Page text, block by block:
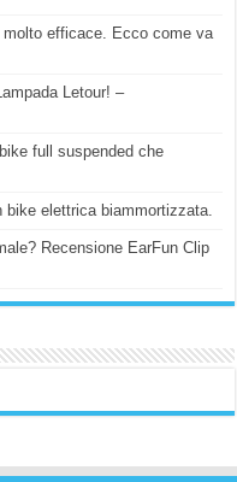
efficace. Ecco come va
Letour! –
full suspended che
elettrica biammortizzata.
Recensione EarFun Clip